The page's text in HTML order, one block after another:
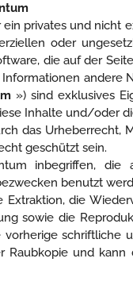
privates und nicht
oder
die auf der
andere
») sind exklusives
Inhalte und/oder
das Urheberrecht,
geschützt sein.
inbegriffen,
benutzt
Extraktion, die
sowie die
schriftliche
Raubkopie und